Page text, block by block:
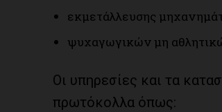
εκμετάλλευσης
ψυχαγωγικών μη
Οι υπηρεσίες και τα
πρωτόκολλα όπως: